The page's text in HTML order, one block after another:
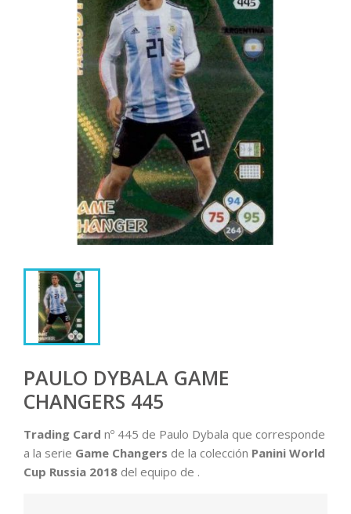
PAULO DYBALA GAME
CHANGERS 445
Trading Card nº 445 de Paulo Dybala que corresponde
a la serie Game Changers de la colección Panini World
Cup Russia 2018 del equipo de .